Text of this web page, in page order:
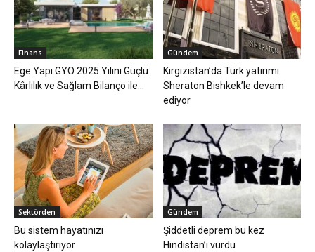
Finans
Ege Yapı GYO 2025 Yılını Güçlü
Kârlılık ve Sağlam Bilanço ile...
Gündem
Kırgızistan’da Türk yatırımı
Sheraton Bishkek’le devam
ediyor
Sektörden
Bu sistem hayatınızı
kolaylaştırıyor
Gündem
​Şiddetli deprem bu kez
Hindistan’ı vurdu